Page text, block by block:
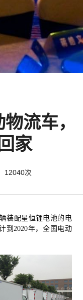
流车，
家
12040次
装配星恒锂电池的电
到2020年，全国电动